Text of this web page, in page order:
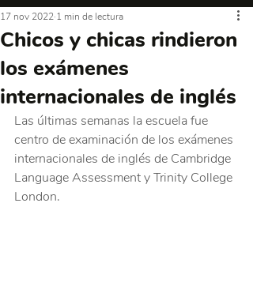
Chicos y chicas rindieron
los exámenes
internacionales de inglés
17 nov 2022 1 min de lectura
Las últimas semanas la escuela fue
centro de examinación de los exámenes
internacionales de inglés de Cambridge
Language Assessment y Trinity College
London.